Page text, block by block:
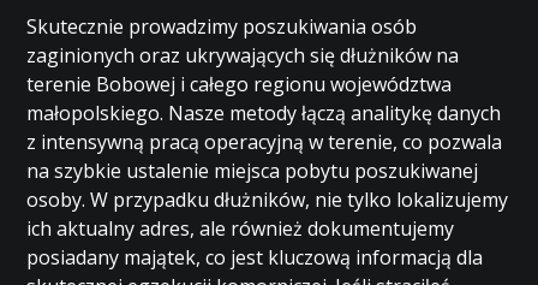
Skutecznie prowadzimy poszukiwania osób
zaginionych oraz ukrywających się dłużników na
terenie Bobowej i całego regionu województwa
małopolskiego. Nasze metody łączą analitykę danych
z intensywną pracą operacyjną w terenie, co pozwala
na szybkie ustalenie miejsca pobytu poszukiwanej
osoby. W przypadku dłużników, nie tylko lokalizujemy
ich aktualny adres, ale również dokumentujemy
posiadany majątek, co jest kluczową informacją dla